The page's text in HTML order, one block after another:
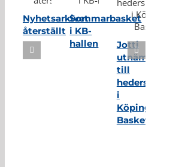
Nyhetsarkivet
återställt
Sommarbasket
i KB-
hallen
Jotti
utnämnd
till
hedersmedlem
i
Köping
Basket